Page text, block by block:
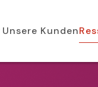
Unsere Kunden